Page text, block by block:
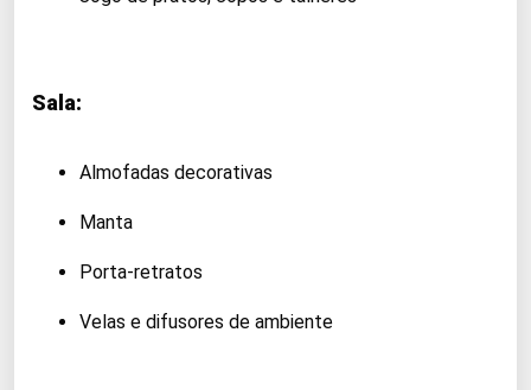
Sala:
Almofadas decorativas
Manta
Porta-retratos
Velas e difusores de ambiente